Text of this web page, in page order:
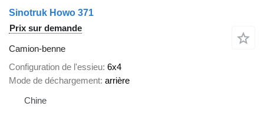
Sinotruk Howo 371
Prix sur demande
Camion-benne
Configuration de l'essieu 6x4
Mode de déchargement arrière
Chine